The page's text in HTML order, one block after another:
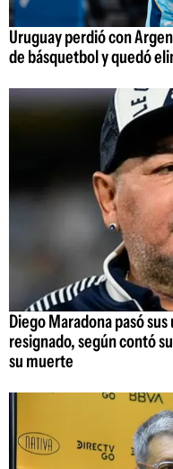
Uruguay perdió con
de básquetbol y quedó
Diego Maradona pasó
resignado, según contó
su muerte